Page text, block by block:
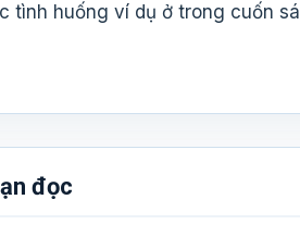
tình huống ví dụ ở trong cuốn
đọc